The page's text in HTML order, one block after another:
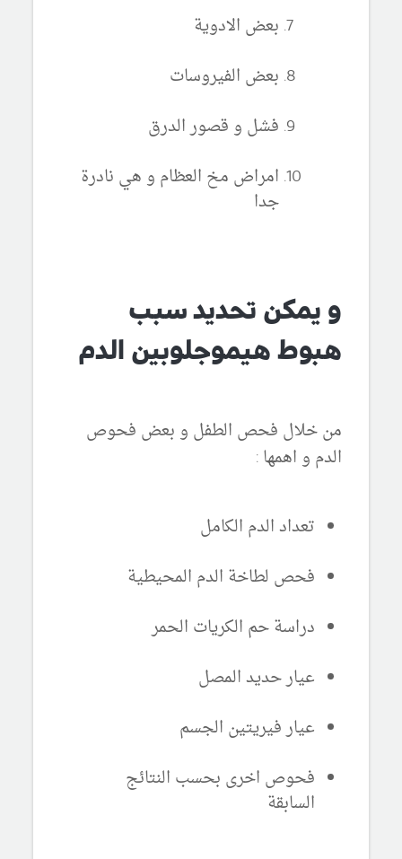
بعض الادوية
بعض الفيروسات
فشل و قصور الدرق
امراض مخ العظام و هي نادرة
جدا
و يمكن تحديد سبب
هبوط هيموجلوبين الدم
من خلال فحص الطفل و بعض فحوص
الدم و اهمها :
تعداد الدم الكامل
فحص لطاخة الدم المحيطية
دراسة حم الكريات الحمر
عيار حديد المصل
عيار فيريتين الجسم
فحوص اخرى بحسب النتائج
السابقة